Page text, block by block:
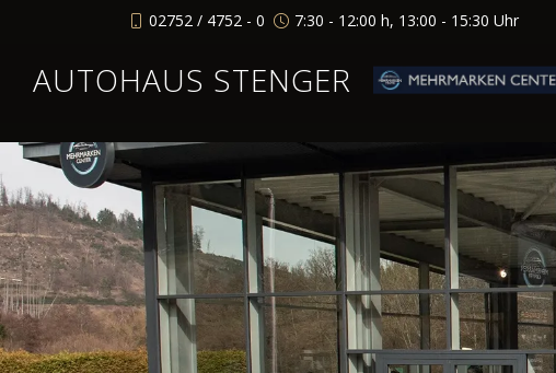
02752 / 4752 - 0 7:30 - 12:00 h, 13:00 - 15:30 Uhr
AUTOHAUS STENGER